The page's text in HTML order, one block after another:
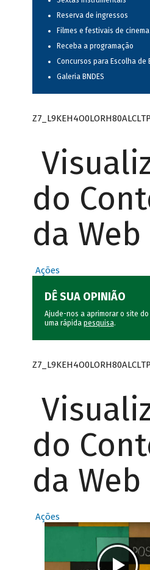
Reserva de ingressos
Filmes e festivais de cinema
Receba a programação
Concursos para Escolha de
Galeria BNDES
do
da Web
Ações
DÊ SUA OPINIÃO
Ajude-nos a aprimorar o site do
uma rápida pesquisa.
do
da Web
Ações